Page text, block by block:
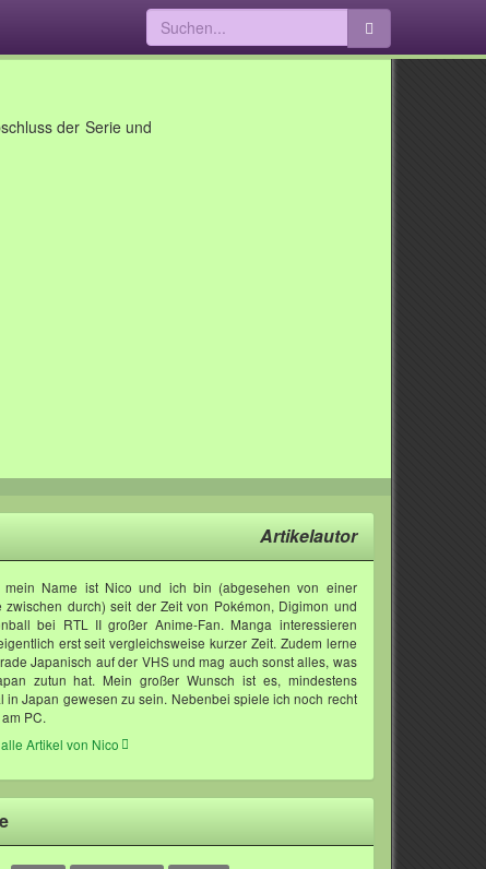
der Serie und
Artikelautor
mein Name ist Nico und ich bin (abgesehen von einer
zwischen durch) seit der Zeit von Pokémon, Digimon und
bei RTL II großer Anime-Fan. Manga interessieren
erst seit vergleichsweise kurzer Zeit. Zudem lerne
Japanisch auf der VHS und mag auch sonst alles, was
zutun hat. Mein großer Wunsch ist es, mindestens
in Japan gewesen zu sein. Nebenbei spiele ich noch recht
PC.
Artikel von Nico